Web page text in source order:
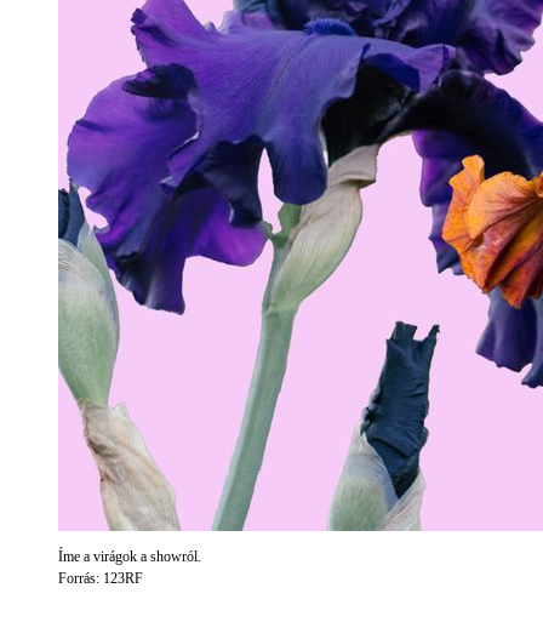
Íme a virágok a showról.
Forrás: 123RF